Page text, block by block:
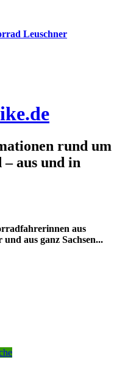
rund um
aus und in
aus
aus ganz Sachsen...